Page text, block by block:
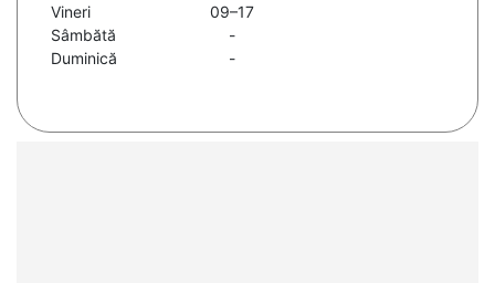
Vineri
09–17
Sâmbătă
-
Duminică
-